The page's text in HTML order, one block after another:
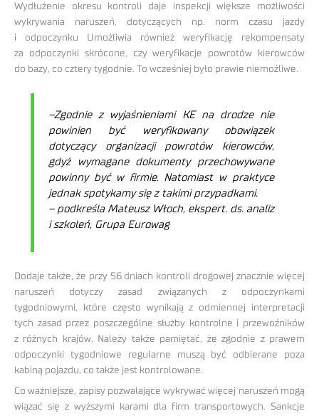
Wydłużenie okresu kontroli daje inspekcji większe możliwości
wykrywania naruszeń, dotyczących np. norm czasu jazdy
i odpoczynku Umożliwia również weryfikację rekompensaty
za odpoczynki skrócone, czy weryfikacje powrotów kierowców
do bazy, co cztery tygodnie. To wcześniej było prawie niemożliwe.
–Zgodnie z wyjaśnieniami KE na drodze nie
powinien być weryfikowany obowiązek
dotyczący organizacji powrotów kierowców,
gdyż wymagane dokumenty przechowywane
powinny być w firmie. Natomiast w praktyce
jednak spotykamy się z takimi przypadkami.
– podkreśla Mateusz Włoch, ekspert. ds. analiz
i szkoleń, Grupa Eurowag
Dodaje także, że przy 56 dniach kontroli drogowej znacznie więcej
naruszeń dotyczy zasad związanych z odpoczynkami
tygodniowymi, które często wynikają z odmiennej interpretacji
tych zasad przez poszczególne służby kontrolne i przewoźników
z różnych krajów. Należy także pamiętać, że zgodnie z prawem
odpoczynki tygodniowe regularne muszą być odbierane poza
kabiną pojazdu, co także jest kontrolowane.
Co ważniejsze, zapisy pozwalające wykrywać więcej naruszeń mogą
wiązać się z wyższymi karami dla firm transportowych. Sankcje